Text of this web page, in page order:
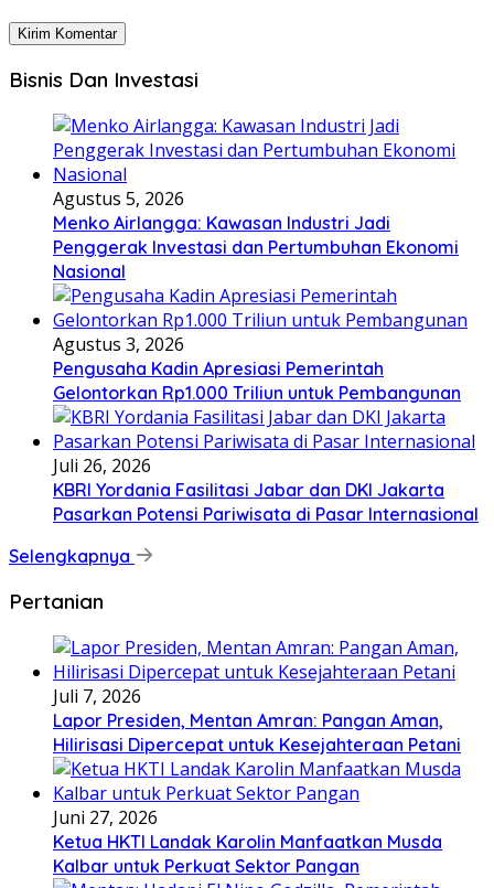
Bisnis Dan Investasi
Agustus 5, 2026
Menko Airlangga: Kawasan Industri Jadi
Penggerak Investasi dan Pertumbuhan Ekonomi
Nasional
Agustus 3, 2026
Pengusaha Kadin Apresiasi Pemerintah
Gelontorkan Rp1.000 Triliun untuk Pembangunan
Juli 26, 2026
KBRI Yordania Fasilitasi Jabar dan DKI Jakarta
Pasarkan Potensi Pariwisata di Pasar Internasional
Selengkapnya
Pertanian
Juli 7, 2026
Lapor Presiden, Mentan Amran: Pangan Aman,
Hilirisasi Dipercepat untuk Kesejahteraan Petani
Juni 27, 2026
Ketua HKTI Landak Karolin Manfaatkan Musda
Kalbar untuk Perkuat Sektor Pangan